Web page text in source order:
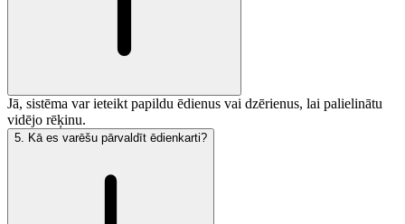
Jā, sistēma var ieteikt papildu ēdienus vai dzērienus, lai palielinātu
vidējo rēķinu.
5 Kā es varēšu pārvaldīt ēdienkarti?